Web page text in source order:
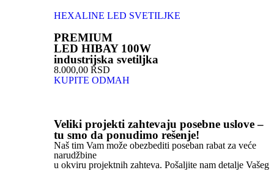
HEXALINE LED SVETILJKE
PREMIUM
LED HIBAY 100W
industrijska svetiljka
8.000,00 RSD
KUPITE ODMAH
Veliki projekti zahtevaju posebne uslove –
tu smo da ponudimo rešenje!
Naš tim Vam može obezbediti poseban rabat za veće
narudžbine
u okviru projektnih zahteva. Pošaljite nam detalje Vašeg